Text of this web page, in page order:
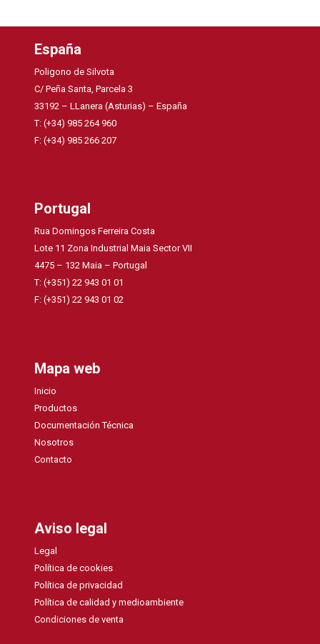
España
Poligono de Silvota
C/ Peña Santa, Parcela 3
33192 – LLanera (Asturias) – España
T: (+34) 985 264 960
F: (+34) 985 266 207
Portugal
Rua Domingos Ferreira Costa
Lote 11 Zona Industrial Maia Sector VII
4475 – 132 Maia – Portugal
T: (+351) 22 943 01 01
F: (+351) 22 943 01 02
Mapa web
Inicio
Productos
Documentación Técnica
Nosotros
Contacto
Aviso legal
Legal
Política de cookies
Política de privacidad
Política de calidad y medioambiente
Condiciones de venta